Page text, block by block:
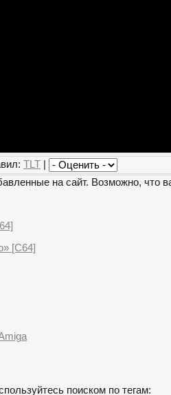
TLT
на сайт. Возможно, что
[C64]
поиском по тегам: